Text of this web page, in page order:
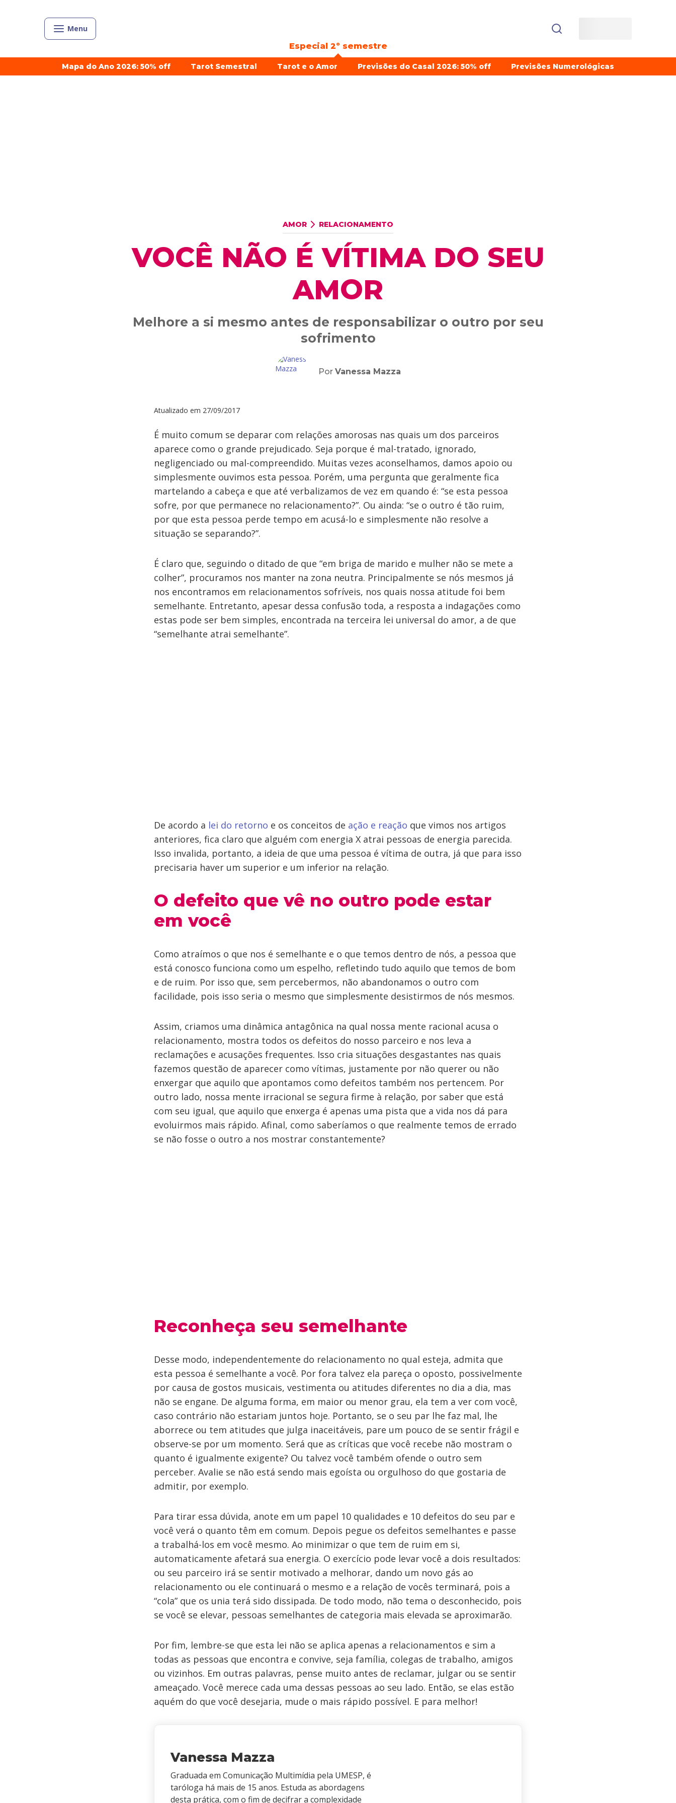
Menu
Especial 2º semestre
Mapa do Ano 2026: 50% off Tarot Semestral Tarot e o Amor Previsões do Casal 2026: 50% off Previsões Numerológicas
AMOR RELACIONAMENTO
VOCÊ NÃO É VÍTIMA DO SEU
AMOR
Melhore a si mesmo antes de responsabilizar o outro por seu
sofrimento
Por Vanessa Mazza
Atualizado em 27/09/2017
É muito comum se deparar com relações amorosas nas quais um dos parceiros
aparece como o grande prejudicado. Seja porque é mal-tratado, ignorado,
negligenciado ou mal-compreendido. Muitas vezes aconselhamos, damos apoio ou
simplesmente ouvimos esta pessoa. Porém, uma pergunta que geralmente fica
martelando a cabeça e que até verbalizamos de vez em quando é: “se esta pessoa
sofre, por que permanece no relacionamento?”. Ou ainda: “se o outro é tão ruim,
por que esta pessoa perde tempo em acusá-lo e simplesmente não resolve a
situação se separando?”.
É claro que, seguindo o ditado de que “em briga de marido e mulher não se mete a
colher”, procuramos nos manter na zona neutra. Principalmente se nós mesmos já
nos encontramos em relacionamentos sofríveis, nos quais nossa atitude foi bem
semelhante. Entretanto, apesar dessa confusão toda, a resposta a indagações como
estas pode ser bem simples, encontrada na terceira lei universal do amor, a de que
“semelhante atrai semelhante”.
De acordo a lei do retorno e os conceitos de ação e reação que vimos nos artigos
anteriores, fica claro que alguém com energia X atrai pessoas de energia parecida.
Isso invalida, portanto, a ideia de que uma pessoa é vítima de outra, já que para isso
precisaria haver um superior e um inferior na relação.
O defeito que vê no outro pode estar
em você
Como atraímos o que nos é semelhante e o que temos dentro de nós, a pessoa que
está conosco funciona como um espelho, refletindo tudo aquilo que temos de bom
e de ruim. Por isso que, sem percebermos, não abandonamos o outro com
facilidade, pois isso seria o mesmo que simplesmente desistirmos de nós mesmos.
Assim, criamos uma dinâmica antagônica na qual nossa mente racional acusa o
relacionamento, mostra todos os defeitos do nosso parceiro e nos leva a
reclamações e acusações frequentes. Isso cria situações desgastantes nas quais
fazemos questão de aparecer como vítimas, justamente por não querer ou não
enxergar que aquilo que apontamos como defeitos também nos pertencem. Por
outro lado, nossa mente irracional se segura firme à relação, por saber que está
com seu igual, que aquilo que enxerga é apenas uma pista que a vida nos dá para
evoluirmos mais rápido. Afinal, como saberíamos o que realmente temos de errado
se não fosse o outro a nos mostrar constantemente?
Reconheça seu semelhante
Desse modo, independentemente do relacionamento no qual esteja, admita que
esta pessoa é semelhante a você. Por fora talvez ela pareça o oposto, possivelmente
por causa de gostos musicais, vestimenta ou atitudes diferentes no dia a dia, mas
não se engane. De alguma forma, em maior ou menor grau, ela tem a ver com você,
caso contrário não estariam juntos hoje. Portanto, se o seu par lhe faz mal, lhe
aborrece ou tem atitudes que julga inaceitáveis, pare um pouco de se sentir frágil e
observe-se por um momento. Será que as críticas que você recebe não mostram o
quanto é igualmente exigente? Ou talvez você também ofende o outro sem
perceber. Avalie se não está sendo mais egoísta ou orgulhoso do que gostaria de
admitir, por exemplo.
Para tirar essa dúvida, anote em um papel 10 qualidades e 10 defeitos do seu par e
você verá o quanto têm em comum. Depois pegue os defeitos semelhantes e passe
a trabalhá-los em você mesmo. Ao minimizar o que tem de ruim em si,
automaticamente afetará sua energia. O exercício pode levar você a dois resultados:
ou seu parceiro irá se sentir motivado a melhorar, dando um novo gás ao
relacionamento ou ele continuará o mesmo e a relação de vocês terminará, pois a
“cola” que os unia terá sido dissipada. De todo modo, não tema o desconhecido, pois
se você se elevar, pessoas semelhantes de categoria mais elevada se aproximarão.
Por fim, lembre-se que esta lei não se aplica apenas a relacionamentos e sim a
todas as pessoas que encontra e convive, seja família, colegas de trabalho, amigos
ou vizinhos. Em outras palavras, pense muito antes de reclamar, julgar ou se sentir
ameaçado. Você merece cada uma dessas pessoas ao seu lado. Então, se elas estão
aquém do que você desejaria, mude o mais rápido possível. E para melhor!
Vanessa Mazza
Graduada em Comunicação Multimídia pela UMESP, é
taróloga há mais de 15 anos. Estuda as abordagens
desta prática, com o fim de decifrar a complexidade